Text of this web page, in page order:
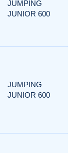
JUMPING
JUNIOR 600
JUMPING
JUNIOR 600